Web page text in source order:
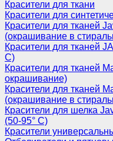
Красители для ткани
Красители для
Красители для тканей
(окрашивание в
Красители для тканей
С)
Красители для тканей
окрашивание)
Красители для тканей
(окрашивание в
Красители для шелка
(50-95° С)
Красители